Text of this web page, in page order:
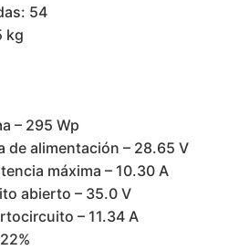
54
kg
– 295 Wp
de alimentación – 28.65 V
máxima – 10.30 A
abierto – 35.0 V
– 11.34 A